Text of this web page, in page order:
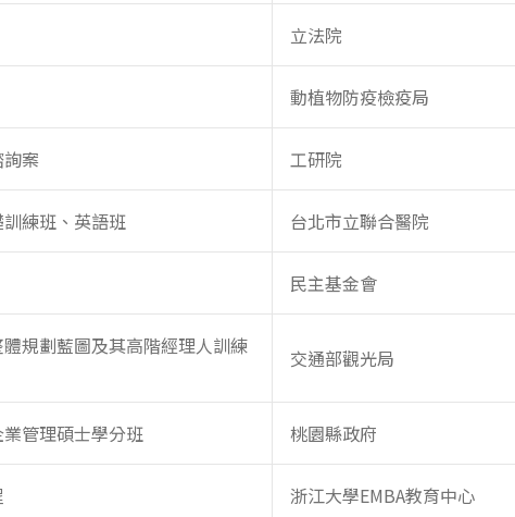
立法院
動植物防疫檢疫局
案 工研院
練班、英語班 台北市立聯合醫院
民主基金會
規劃藍圖及其高階經理人訓練
交通部觀光局
管理碩士學分班 桃園縣政府
浙江大學EMBA教育中心